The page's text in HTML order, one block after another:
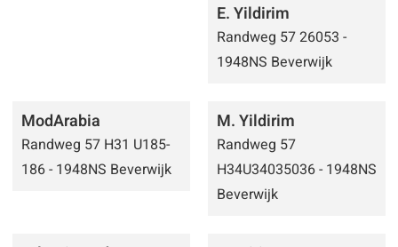
E. Yildirim
Randweg 57 26053 -
1948NS Beverwijk
ModArabia
Randweg 57 H31 U185-
186 - 1948NS Beverwijk
M. Yildirim
Randweg 57
H34U34035036 - 1948NS
Beverwijk